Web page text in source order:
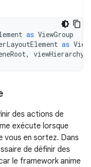
as ViewGroup
as
, viewHierarchy
des actions de
exécute lorsque
vous en sortez. Dans
de définir des
le framework anime